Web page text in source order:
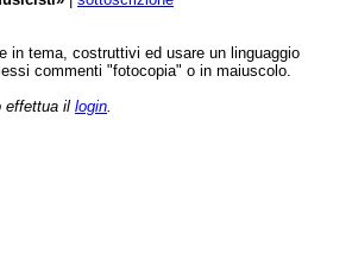
in tema, costruttivi ed usare un linguaggio
commenti "fotocopia" o in maiuscolo.
effettua il login